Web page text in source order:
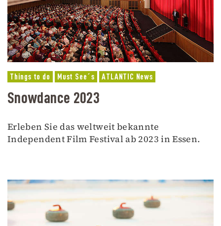
Things to do Must See´s ATLANTIC News
Snowdance 2023
Erleben Sie das weltweit bekannte
Independent Film Festival ab 2023 in Essen.